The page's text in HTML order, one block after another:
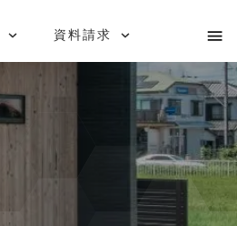
資料請求